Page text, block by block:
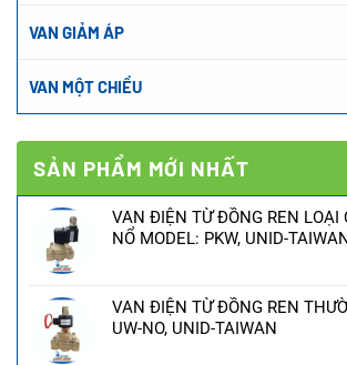
VAN GIẢM ÁP
VAN MỘT CHIỀU
SẢN PHẨM MỚI NHẤT
VAN ĐIỆN TỪ ĐỒNG REN LOẠI
NỔ MODEL: PKW, UNID-
VAN ĐIỆN TỪ ĐỒNG REN
UW-NO, UNID-TAIWAN